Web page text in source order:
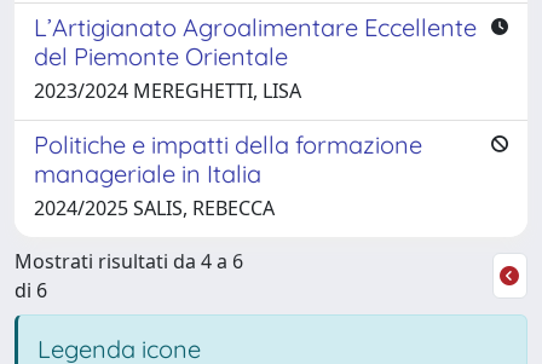
L’Artigianato Agroalimentare Eccellente
del Piemonte Orientale
2023/2024 MEREGHETTI, LISA
Politiche e impatti della formazione
manageriale in Italia
2024/2025 SALIS, REBECCA
Mostrati risultati da 4 a 6
di 6
Legenda icone